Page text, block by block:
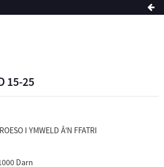
15-25
I YMWELD Â'N FFATRI
Darn